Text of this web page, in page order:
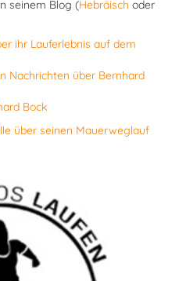
seinem Blog (Hebräisch oder
ihr Lauferlebnis auf dem
Nachrichten über Bernhard
Bock
über seinen Mauerweglauf